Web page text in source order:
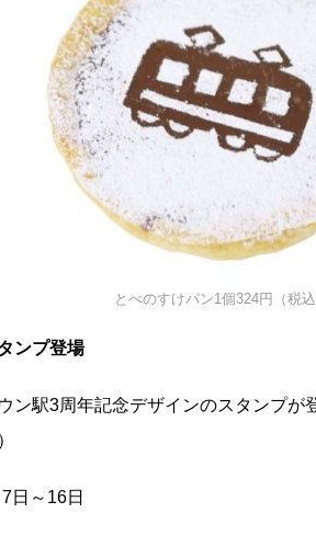
とべのすけパン1個324円（税
ンプ登場
ン駅3周年記念デザインのスタンプが
日～16日